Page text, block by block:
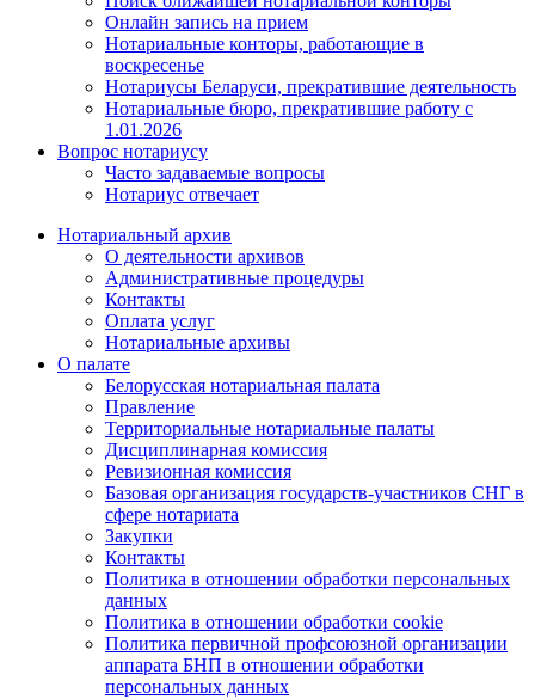
Онлайн запись на прием
Нотариальные конторы, работающие в
воскресенье
Нотариусы Беларуси, прекратившие деятельность
Нотариальные бюро, прекратившие работу с
1.01.2026
Вопрос нотариусу
Часто задаваемые вопросы
Нотариус отвечает
Нотариальный архив
О деятельности архивов
Административные процедуры
Контакты
Оплата услуг
Нотариальные архивы
О палате
Белорусская нотариальная палата
Правление
Территориальные нотариальные палаты
Дисциплинарная комиссия
Ревизионная комиссия
Базовая организация государств-участников СНГ в
сфере нотариата
Закупки
Контакты
Политика в отношении обработки персональных
данных
Политика в отношении обработки cookie
Политика первичной профсоюзной организации
аппарата БНП в отношении обработки
персональных данных